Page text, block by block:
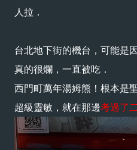
人拉．
台北地下街的機台，可能是
真的很爛，一直被吃．
西門町萬年湯姆熊！根本是
超級靈敏，就在那邊考過了